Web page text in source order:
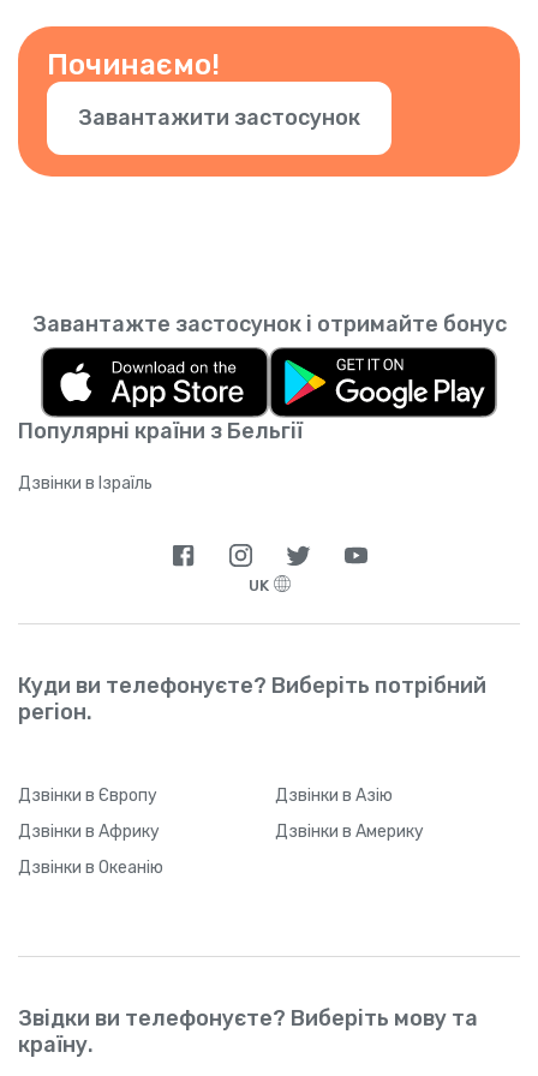
Починаємо!
Завантажити застосунок
Популярні країни з Бельгії
Дзвінки в Ізраїль
Завантажте застосунок і отримайте бонус
UK
Куди ви телефонуєте? Виберіть потрібний
регіон.
Дзвінки в Європу Дзвінки в Азію
Дзвінки в Африку Дзвінки в Америку
Дзвінки в Океанію
Звідки ви телефонуєте? Виберіть мову та
країну.